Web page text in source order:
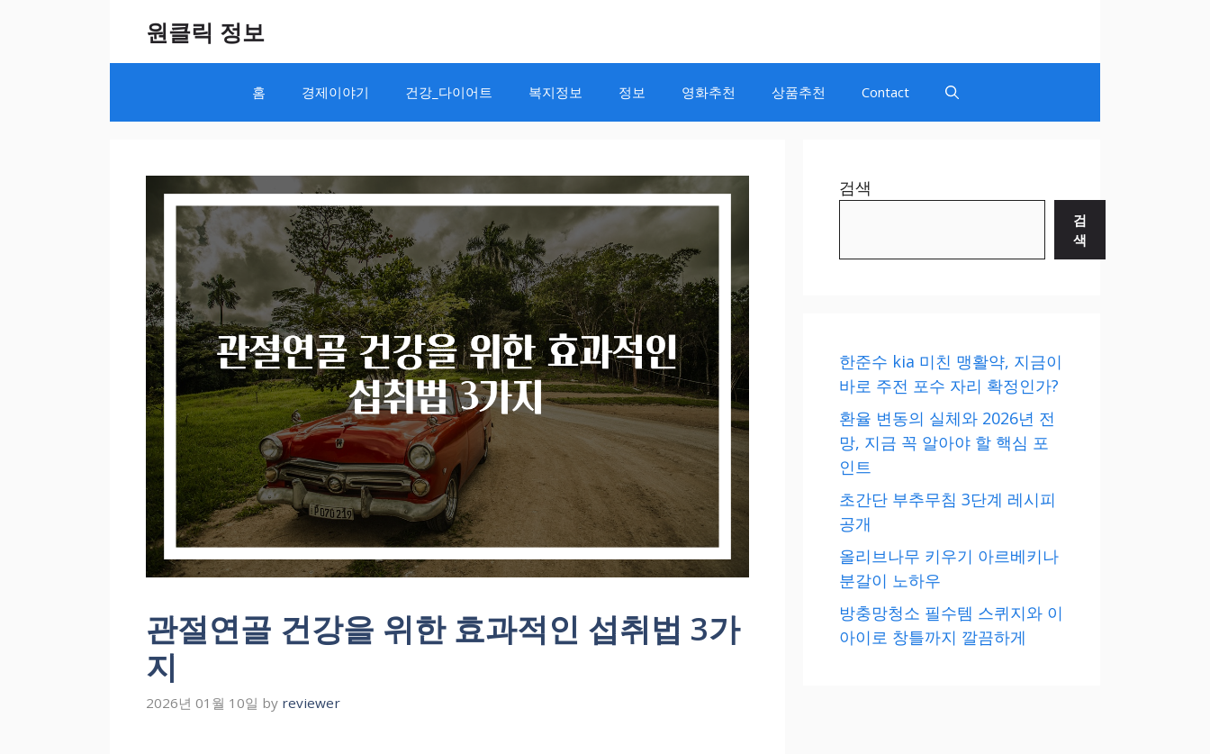
원클릭 정보
홈 경제이야기 건강_다이어트 복지정보 정보 영화추천 상품추천 Contact
관절연골 건강을 위한 효과적인 섭취법 3가
지
2026년 01월 10일 by reviewer
검색
검
색
한준수 kia 미친 맹활약, 지금이
바로 주전 포수 자리 확정인가?
환율 변동의 실체와 2026년 전
망, 지금 꼭 알아야 할 핵심 포
인트
초간단 부추무침 3단계 레시피
공개
올리브나무 키우기 아르베키나
분갈이 노하우
방충망청소 필수템 스퀴지와 이
아이로 창틀까지 깔끔하게